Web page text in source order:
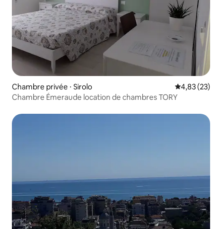
Chambre privée ⋅ Sirolo Évaluation
4,83 (23)
Chambre Émeraude location de chambres TORY